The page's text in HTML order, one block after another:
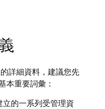
詳細資料，建議您先
本重要詞彙：
立的一系列受管理資